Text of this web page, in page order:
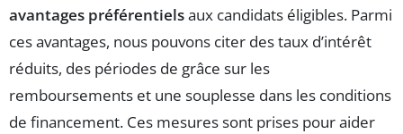
avantages préférentielsaux candidats éligibles. Parmi
ces avantages, nous pouvons citer des taux d’intérêt
réduits, des périodes de grâce sur les
remboursements et une souplesse dans les conditions
de financement. Ces mesures sont prises pour aider